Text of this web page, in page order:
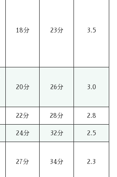
18分 23分 3.5
20分 26分 3.0
22分 28分 2.8
24分 32分 2.5
27分 34分 2.3